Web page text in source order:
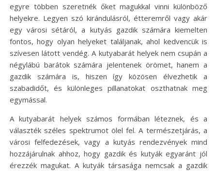
egyre többen szeretnék őket magukkal vinni különböző
helyekre. Legyen szó kirándulásról, étteremről vagy akár
egy városi sétáról, a kutyás gazdik számára kiemelten
fontos, hogy olyan helyeket találjanak, ahol kedvencük is
szívesen látott vendég. A kutyabarát helyek nem csupán a
négylábú barátok számára jelentenek örömet, hanem a
gazdik számára is, hiszen így közösen élvezhetik a
szabadidőt, és különleges pillanatokat oszthatnak meg
egymással.
A kutyabarát helyek számos formában léteznek, és a
választék széles spektrumot ölel fel. A természetjárás, a
városi felfedezések, vagy a kutyás rendezvények mind
hozzájárulnak ahhoz, hogy gazdik és kutyák egyaránt jól
érezzék magukat. A kutyák társasága nemcsak a gazdik